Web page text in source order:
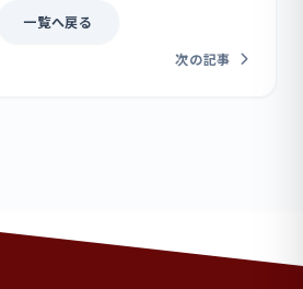
一覧へ戻る
次の記事